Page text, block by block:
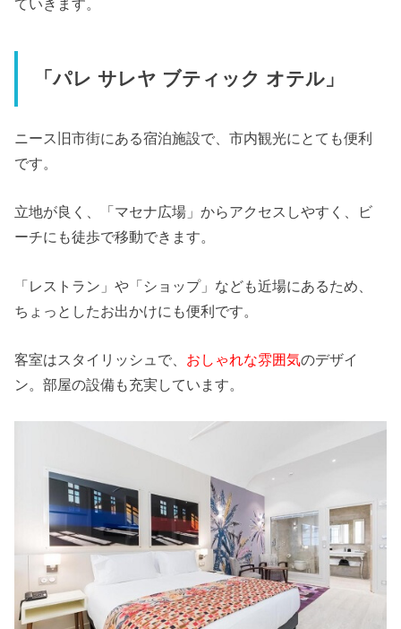
ていきます。
「パレ サレヤ ブティック オテル」
ニース旧市街にある宿泊施設で、市内観光にとても便利
です。
立地が良く、「マセナ広場」からアクセスしやすく、ビ
ーチにも徒歩で移動できます。
「レストラン」や「ショップ」なども近場にあるため、
ちょっとしたお出かけにも便利です。
客室はスタイリッシュで、 おしゃれな雰囲気のデザイ
ン。部屋の設備も充実しています。